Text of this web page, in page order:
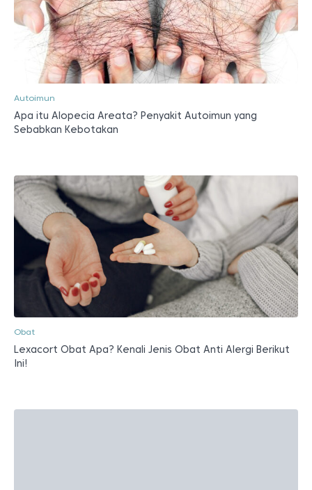
Autoimun
Apa itu Alopecia Areata? Penyakit Autoimun yang
Sebabkan Kebotakan
Obat
Lexacort Obat Apa? Kenali Jenis Obat Anti Alergi Berikut
Ini!